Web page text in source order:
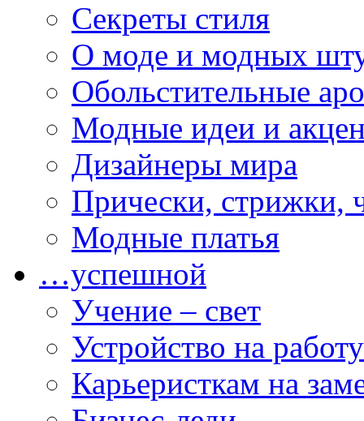
Секреты стиля
О моде и модных
Обольстительные
Модные идеи и
Дизайнеры мира
Прически, стрижки,
Модные платья
…успешной
Учение – свет
Устройство на работу
Карьеристкам на